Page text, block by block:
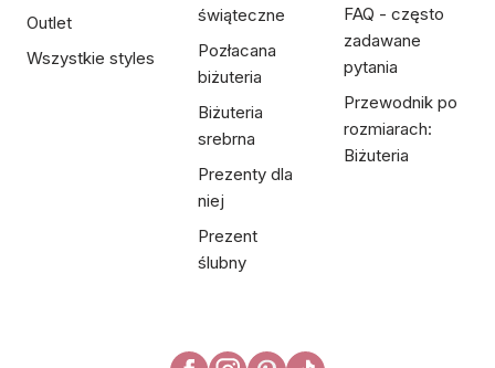
Outlet
Wszystkie styles
świąteczne
Pozłacana
biżuteria
Biżuteria
srebrna
Prezenty dla
niej
Prezent
ślubny
FAQ - często
zadawane
pytania
Przewodnik po
rozmiarach:
Biżuteria